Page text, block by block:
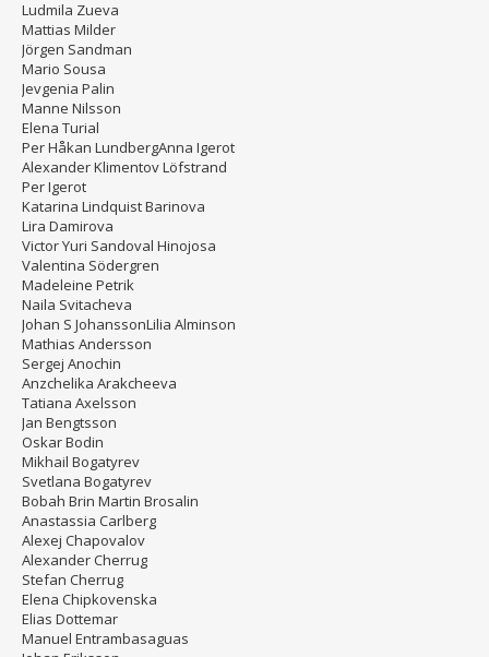
Ludmila Zueva
Mattias Milder
Jörgen Sandman
Mario Sousa
Jevgenia Palin
Manne Nilsson
Elena Turial
Per Håkan LundbergAnna Igerot
Alexander Klimentov Löfstrand
Per Igerot
Katarina Lindquist Barinova
Lira Damirova
Victor Yuri Sandoval Hinojosa
Valentina Södergren
Madeleine Petrik
Naila Svitacheva
Johan S JohanssonLilia Alminson
Mathias Andersson
Sergej Anochin
Anzchelika Arakcheeva
Tatiana Axelsson
Jan Bengtsson
Oskar Bodin
Mikhail Bogatyrev
Svetlana Bogatyrev
Bobah Brin Martin Brosalin
Anastassia Carlberg
Alexej Chapovalov
Alexander Cherrug
Stefan Cherrug
Elena Chipkovenska
Elias Dottemar
Manuel Entrambasaguas